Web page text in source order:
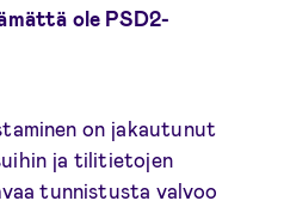
ole PSD2-
on jakautunut
ja tilitietojen
tunnistusta valvoo